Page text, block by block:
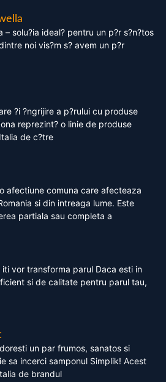
– solu?ia ideal? pentru un p?r s?n?tos
noi vis?m s? avem un p?r
?i ?ngrijire a p?rului cu produse
reprezint? o linie de produse
de c?tre
afectiune comuna care afecteaza
si din intreaga lume. Este
partiala sau completa a
vor transforma parul Daca esti in
si de calitate pentru parul tau,
un par frumos, sanatos si
sa incerci samponul Simplik! Acest
de brandul